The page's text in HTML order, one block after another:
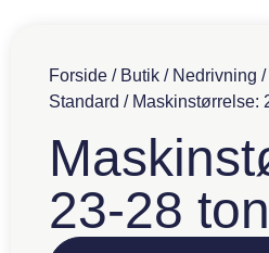
Forside / Butik / Nedrivning /
Standard / Maskinstørrelse:
23-28 ton